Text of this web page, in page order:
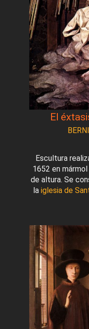
El
Escultura
1652 en
de altura. Se
la iglesia de